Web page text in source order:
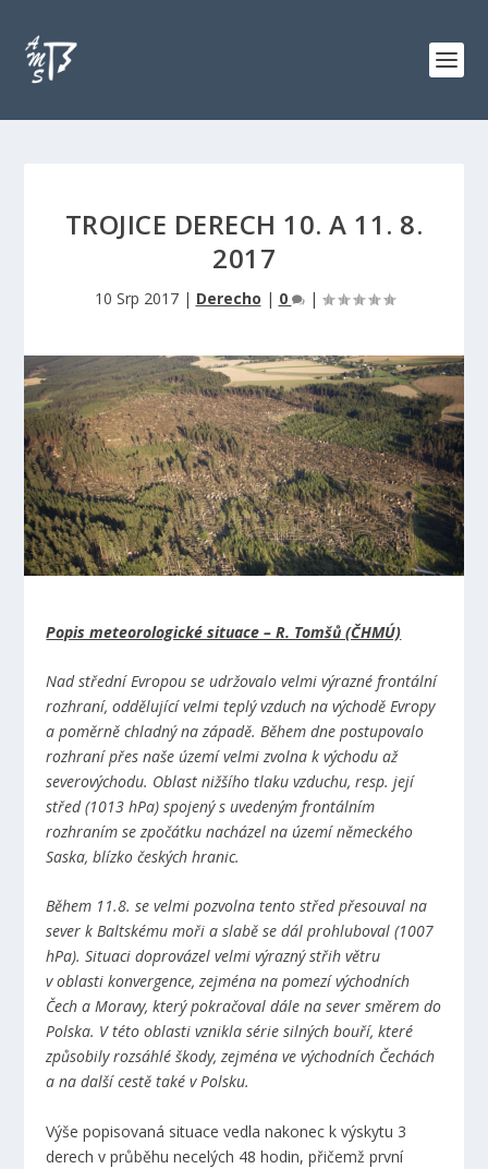
TROJICE DERECH 10. A 11. 8.
2017
10 Srp 2017| Derecho | 0 |
Popis meteorologické situace – R. Tomšů (ČHMÚ)
Nad střední Evropou se udržovalo velmi výrazné frontální
rozhraní, oddělující velmi teplý vzduch na východě Evropy
a poměrně chladný na západě. Během dne postupovalo
rozhraní přes naše území velmi zvolna k východu až
severovýchodu. Oblast nižšího tlaku vzduchu, resp. její
střed (1013 hPa) spojený s uvedeným frontálním
rozhraním se zpočátku nacházel na území německého
Saska, blízko českých hranic.
Během 11.8. se velmi pozvolna tento střed přesouval na
sever k Baltskému moři a slabě se dál prohluboval (1007
hPa). Situaci doprovázel velmi výrazný střih větru
v oblasti konvergence, zejména na pomezí východních
Čech a Moravy, který pokračoval dále na sever směrem do
Polska. V této oblasti vznikla série silných bouří, které
způsobily rozsáhlé škody, zejména ve východních Čechách
a na další cestě také v Polsku.
Výše popisovaná situace vedla nakonec k výskytu 3
derech v průběhu necelých 48 hodin, přičemž první